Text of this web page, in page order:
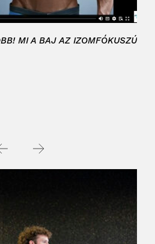
MI A BAJ AZ IZOMFÓKUSZÚ